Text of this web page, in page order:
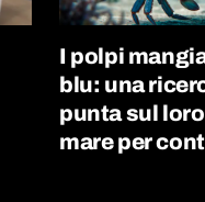
I polpi
blu: una
punta sul
mare per